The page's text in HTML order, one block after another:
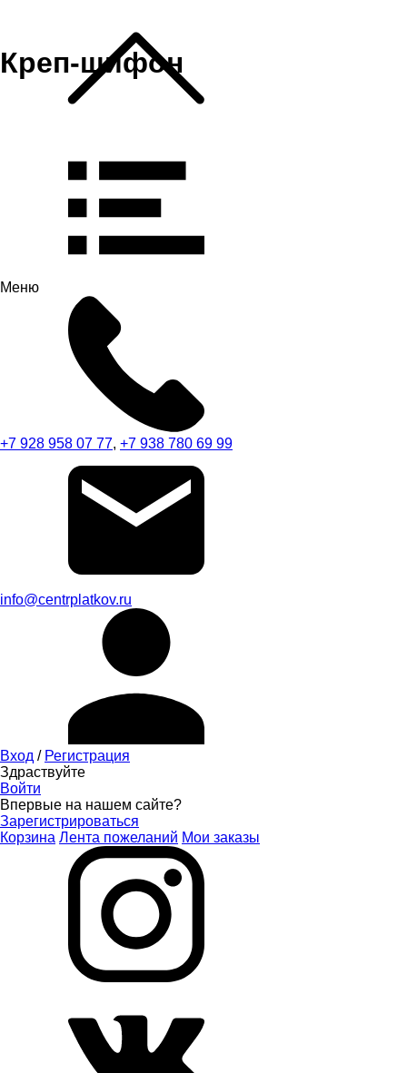
Меню
+7 928 958 07 77, +7 938 780 69 99
info@centrplatkov.ru
Вход / Регистрация
Здраствуйте
Войти
Впервые на нашем сайте?
Зарегистрироваться
Корзина Лента пожеланий Мои заказы
Креп-шифон